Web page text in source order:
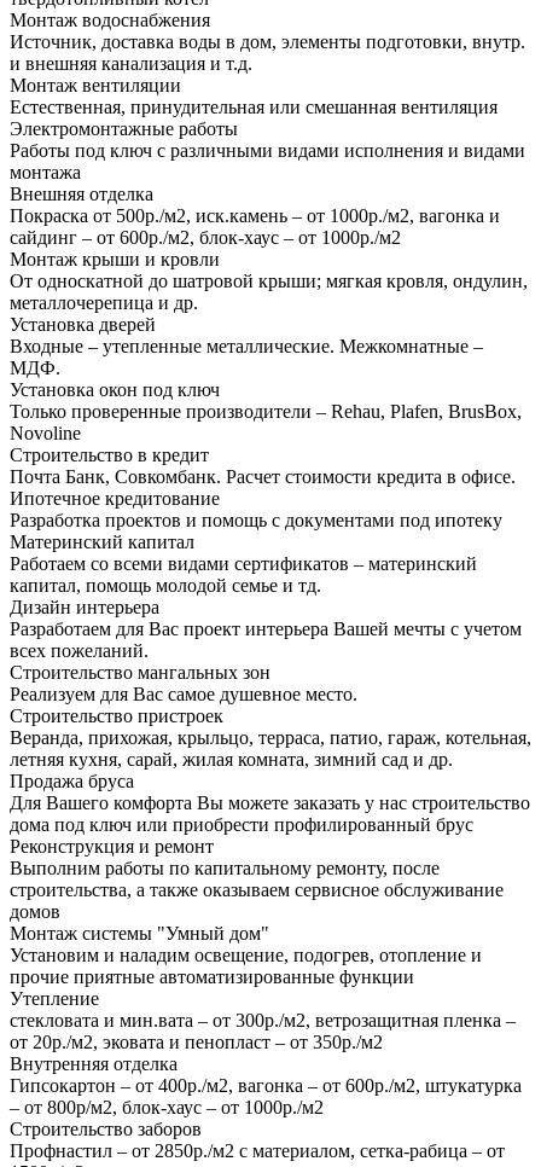
Монтаж водоснабжения
Источник, доставка воды в дом, элементы подготовки, внутр.
и внешняя канализация и т.д.
Монтаж вентиляции
Естественная, принудительная или смешанная вентиляция
Электромонтажные работы
Работы под ключ с различными видами исполнения и видами
монтажа
Внешняя отделка
Покраска от 500р./м2, иск.камень – от 1000р./м2, вагонка и
сайдинг – от 600р./м2, блок-хаус – от 1000р./м2
Монтаж крыши и кровли
От односкатной до шатровой крыши; мягкая кровля, ондулин,
металлочерепица и др.
Установка дверей
Входные – утепленные металлические. Межкомнатные –
МДФ.
Установка окон под ключ
Только проверенные производители – Rehau, Plafen, BrusBox,
Novoline
Строительство в кредит
Почта Банк, Совкомбанк. Расчет стоимости кредита в офисе.
Ипотечное кредитование
Разработка проектов и помощь с документами под ипотеку
Материнский капитал
Работаем со всеми видами сертификатов – материнский
капитал, помощь молодой семье и тд.
Дизайн интерьера
Разработаем для Вас проект интерьера Вашей мечты с учетом
всех пожеланий.
Строительство мангальных зон
Реализуем для Вас самое душевное место.
Строительство пристроек
Веранда, прихожая, крыльцо, терраса, патио, гараж, котельная,
летняя кухня, сарай, жилая комната, зимний сад и др.
Продажа бруса
Для Вашего комфорта Вы можете заказать у нас строительство
дома под ключ или приобрести профилированный брус
Реконструкция и ремонт
Выполним работы по капитальному ремонту, после
строительства, а также оказываем сервисное обслуживание
домов
Монтаж системы "Умный дом"
Установим и наладим освещение, подогрев, отопление и
прочие приятные автоматизированные функции
Утепление
стекловата и мин.вата – от 300р./м2, ветрозащитная пленка –
от 20р./м2, эковата и пенопласт – от 350р./м2
Внутренняя отделка
Гипсокартон – от 400р./м2, вагонка – от 600р./м2, штукатурка
– от 800р/м2, блок-хаус – от 1000р./м2
Строительство заборов
Профнастил – от 2850р./м2 с материалом, сетка-рабица – от